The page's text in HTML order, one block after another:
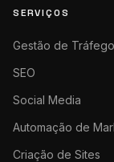
SERVIÇOS
Gestão de Tráfego
SEO
Social Media
Automação de
Criação de Sites